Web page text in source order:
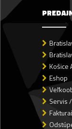
Košice
Eshop
Servis